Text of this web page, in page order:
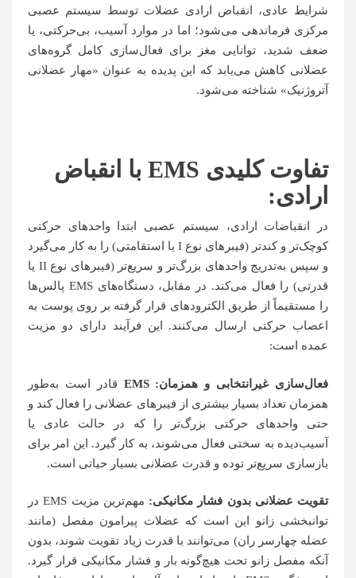
شرایط عادی، انقباض ارادی عضلات توسط سیستم عصبی
مرکزی فرماندهی می‌شود؛ اما در موارد آسیب، بی‌حرکتی، یا
ضعف شدید، توانایی مغز برای فعال‌سازی کامل گروه‌های
عضلانی کاهش می‌یابد که این پدیده به عنوان «مهار عضلانی
آتروژنیک» شناخته می‌شود.
تفاوت کلیدی
با انقباض
ارادی:
در انقباضات ارادی، سیستم عصبی ابتدا واحدهای حرکتی
کوچک‌تر و کندتر (فیبرهای نوع I یا استقامتی) را به کار می‌گیرد
و سپس به‌تدریج واحدهای بزرگ‌تر و سریع‌تر (فیبرهای نوع II یا
قدرتی) را فعال می‌کند. در مقابل، دستگاه‌های EMS پالس‌ها
را مستقیماً از طریق الکترودهای قرار گرفته بر روی پوست به
اعصاب حرکتی ارسال می‌کنند. این فرآیند دارای دو مزیت
عمده است:
فعال‌سازی غیرانتخابی و همزمان: EMS
قادر است به‌طور
همزمان تعداد بسیار بیشتری از فیبرهای عضلانی را فعال کند و
حتی واحدهای حرکتی بزرگ‌تر را که در حالت عادی یا
آسیب‌دیده به سختی فعال می‌شوند، به کار گیرد. این امر برای
بازسازی سریع‌تر توده و قدرت عضلانی بسیار حیاتی است.
تقویت عضلانی بدون فشار مکانیکی:
مهم‌ترین مزیت EMS در
توانبخشی زانو این است که عضلات پیرامون مفصل (مانند
عضله چهارسر ران) می‌توانند با قدرت زیاد تقویت شوند، بدون
آنکه مفصل زانو تحت هیچ‌گونه بار و فشار مکانیکی قرار گیرد.